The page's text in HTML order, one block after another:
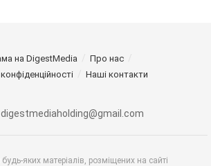
на DigestMedia
Про нас
Наші контакти
digestmediaholding@gmail.com
яких матеріалів, розміщених на сайті